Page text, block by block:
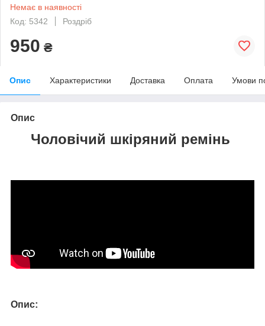
Немає в наявності
Код: 5342
Роздріб
950 ₴
Опис Характеристики Доставка Оплата Умови
Опис
Чоловічий шкіряний ремінь
Опис: